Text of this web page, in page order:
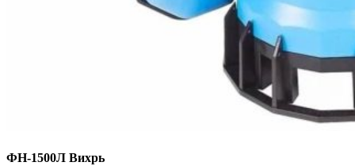
ФН-1500Л Вихрь